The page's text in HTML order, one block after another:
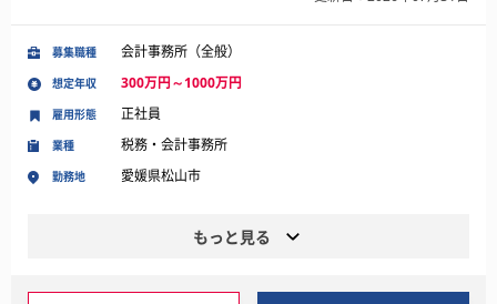
募集職種 会計事務所（全般）
想定年収 300万円～1000万円
業種 税務・会計事務所
勤務地 愛媛県松山市
雇用形態 正社員
もっと見る